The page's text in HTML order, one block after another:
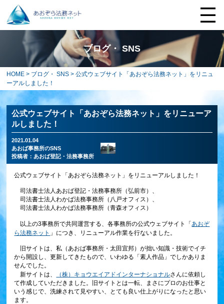
ブログ・ SNS
HOME > ブログ・ SNS > 公式ウェブサイト「あおぞら法務ネット」をリニュ
ーアルしました！
公式ウェブサイト「あおぞら法務ネット」をリニューア
ルしました！
2021.01.04
あおば事務所のSNS
投稿者： あおば登記・法務事務所
公式ウェブサイト「あおぞら法務ネット」をリニューアルしました！
司法書士法人あおば登記・法務事務所（弘前市）、
司法書士法人わかば法務事務所（八戸オフィス）、
司法書士法人わかば法務事務所（青森オフィス）
以上の3事務所で共同運営する、各事務所の公式ウェブサイト「あおぞ
ら法務ネット 」につき、リニューアル作業を行ないました。
旧サイトは、私（あおば事務所・太田宜邦）が拙い知識・技術でイチ
から開設し、更新してきたもので、いわゆる「素人作品」でしかありま
せんでした。
新サイトは、
（株）キョウエイアドインターナショナルさんに依頼し
て作成していただきました。旧サイトとは一転、まさにプロのお仕事と
いう感じで、洗練されて見やすい、とても良い仕上がりになったと思い
ます。